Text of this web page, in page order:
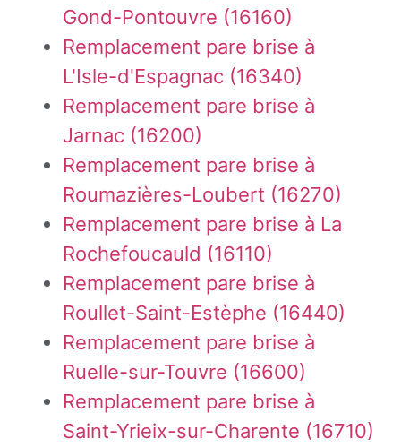
Gond-Pontouvre (16160)
Remplacement pare brise à
L'Isle-d'Espagnac (16340)
Remplacement pare brise à
Jarnac (16200)
Remplacement pare brise à
Roumazières-Loubert (16270)
Remplacement pare brise à La
Rochefoucauld (16110)
Remplacement pare brise à
Roullet-Saint-Estèphe (16440)
Remplacement pare brise à
Ruelle-sur-Touvre (16600)
Remplacement pare brise à
Saint-Yrieix-sur-Charente (16710)